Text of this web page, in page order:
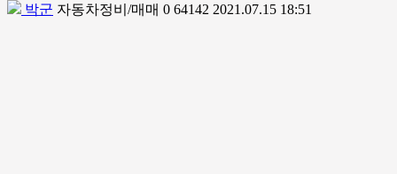
박군 자동차정비/매매 0 64142 2021.07.15 18:51